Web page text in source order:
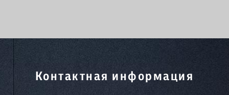
Контактная информация